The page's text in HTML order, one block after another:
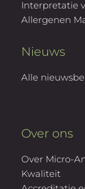
Interpretatie
Allergenen
Nieuws
Alle
Over ons
Over Micro-
Kwaliteit